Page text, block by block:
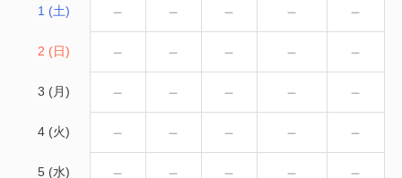
1 (土) － － － － －
2 (日) － － － － －
3 (月) － － － － －
4 (火) － － － － －
5 (水) － － － － －